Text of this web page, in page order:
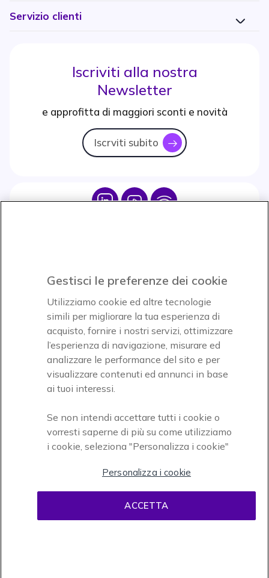
Servizio clienti
Iscriviti alla nostra
Newsletter
e approfitta di maggiori sconti e novità
Iscrviti subito icon
Icon IconIcon
Accettiamo
Onedirect, azienda del gruppo INCEPT
Condizioni di vendita
Gestisci le preferenze dei cookie
Utilizziamo cookie ed altre tecnologie
simili per migliorare la tua esperienza di
acquisto, fornire i nostri servizi, ottimizzare
l’esperienza di navigazione, misurare ed
analizzare le performance del sito e per
visualizzare contenuti ed annunci in base
ai tuoi interessi.
Se non intendi accettare tutti i cookie o
vorresti saperne di più su come utilizziamo
i cookie, seleziona "Personalizza i cookie"
Personalizza i cookie
ACCETTA